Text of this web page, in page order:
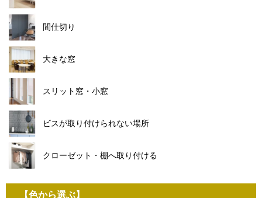
間仕切り
大きな窓
スリット窓・小窓
ビスが取り付けられない場所
クローゼット・棚へ取り付ける
【色から選ぶ】